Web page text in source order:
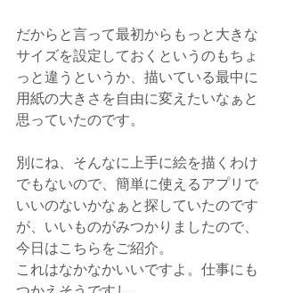
だからと言って最初からもっと大きな
サイズを設定しておくというのもちょ
っと違うというか、描いている最中に
用紙の大きさを自由に変えたいなぁと
思っていたのです。
別にね、そんなに上手に絵を描くわけ
でもないので、簡単に使えるアプリで
いいのないかなぁと探していたのです
が、いいものがみつかりましたので、
今日はこちらをご紹介。
これはなかなかいいですよ。仕事にも